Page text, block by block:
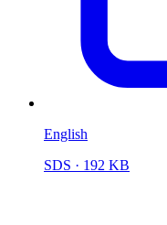
English
SDS · 192 KB